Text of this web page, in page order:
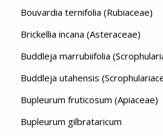
Bouvardia ternifolia (Rubiaceae)
Brickellia incana (Asteraceae)
Buddleja marrubiifolia
Buddleja utahensis
Bupleurum fruticosum (Apiaceae)
Bupleurum gilbrataricum